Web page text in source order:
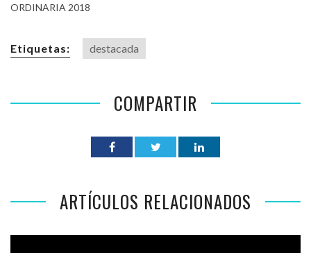
ORDINARIA 2018
Etiquetas: destacada
COMPARTIR
ARTÍCULOS RELACIONADOS